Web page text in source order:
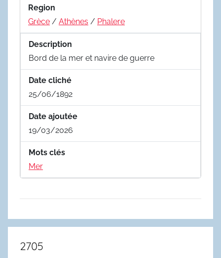
Region
Grèce / Athènes / Phalere
Description
Bord de la mer et navire de guerre
Date cliché
25/06/1892
Date ajoutée
19/03/2026
Mots clés
Mer
2705